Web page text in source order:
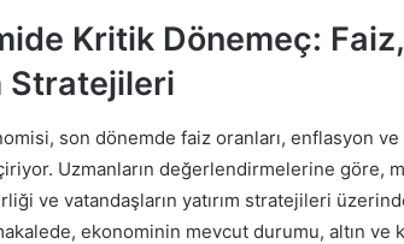
Kritik Dönemeç:
Stratejileri
son dönemde faiz oranları, enflasyon
Uzmanların değerlendirmelerine göre,
ve vatandaşların yatırım stratejileri
ekonominin mevcut durumu, altın ve